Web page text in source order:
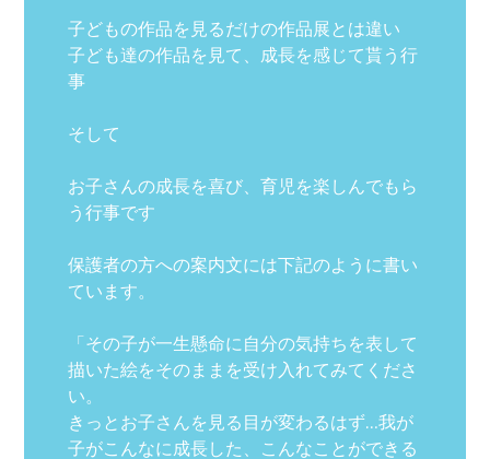
子どもの作品を見るだけの作品展とは違い
子ども達の作品を見て、成長を感じて貰う行
事
そして
お子さんの成長を喜び、育児を楽しんでもら
う行事です
保護者の方への案内文には下記のように書い
ています。
「その子が一生懸命に自分の気持ちを表して
描いた絵をそのままを受け入れてみてくださ
い。
きっとお子さんを見る目が変わるはず…我が
子がこんなに成長した、こんなことができる